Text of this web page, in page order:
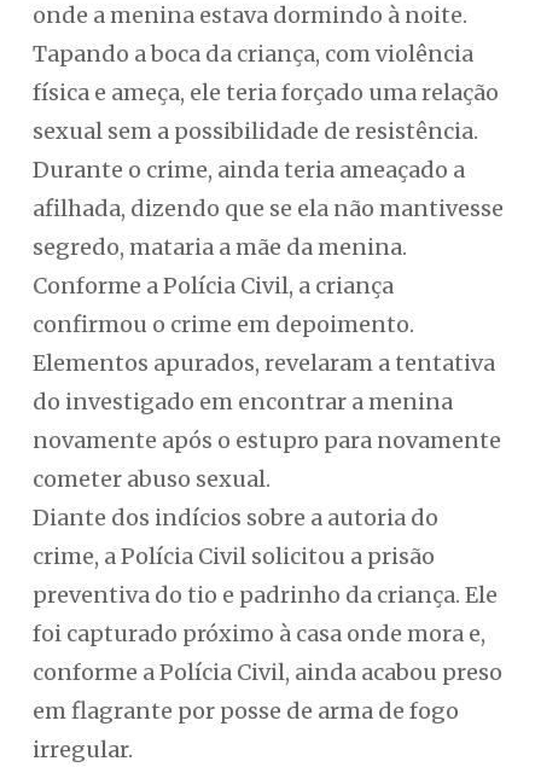
onde a menina estava dormindo à noite.
Tapando a boca da criança, com violência
física e ameça, ele teria forçado uma relação
sexual sem a possibilidade de resistência.
Durante o crime, ainda teria ameaçado a
afilhada, dizendo que se ela não mantivesse
segredo, mataria a mãe da menina.
Conforme a Polícia Civil, a criança
confirmou o crime em depoimento.
Elementos apurados, revelaram a tentativa
do investigado em encontrar a menina
novamente após o estupro para novamente
cometer abuso sexual.
Diante dos indícios sobre a autoria do
crime, a Polícia Civil solicitou a prisão
preventiva do tio e padrinho da criança. Ele
foi capturado próximo à casa onde mora e,
conforme a Polícia Civil, ainda acabou preso
em flagrante por posse de arma de fogo
irregular.